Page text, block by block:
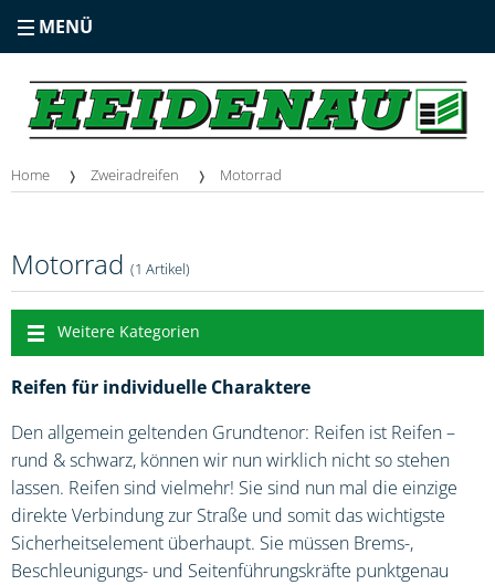
MENÜ
Home Zweiradreifen Motorrad
Motorrad (1 Artikel)
Weitere Kategorien
Reifen für individuelle Charaktere
Den allgemein geltenden Grundtenor: Reifen ist Reifen –
rund & schwarz, können wir nun wirklich nicht so stehen
lassen. Reifen sind vielmehr! Sie sind nun mal die einzige
direkte Verbindung zur Straße und somit das wichtigste
Sicherheitselement überhaupt. Sie müssen Brems-,
Beschleunigungs- und Seitenführungskräfte punktgenau